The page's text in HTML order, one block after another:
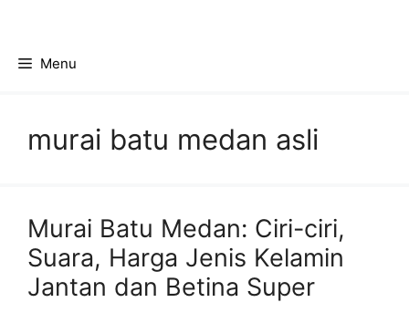
contentMenu
murai batu medan asli
Murai Batu Medan: Ciri-ciri,
Suara, Harga Jenis Kelamin
Jantan dan Betina Super